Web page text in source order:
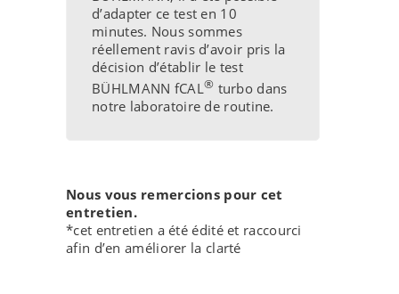
d’adapter ce test en 10
minutes. Nous sommes
réellement ravis d’avoir pris la
décision d’établir le test
BÜHLMANN fCAL® turbo dans
notre laboratoire de routine.
Nous vous remercions pour cet
entretien.
*cet entretien a été édité et raccourci
afin d’en améliorer la clarté